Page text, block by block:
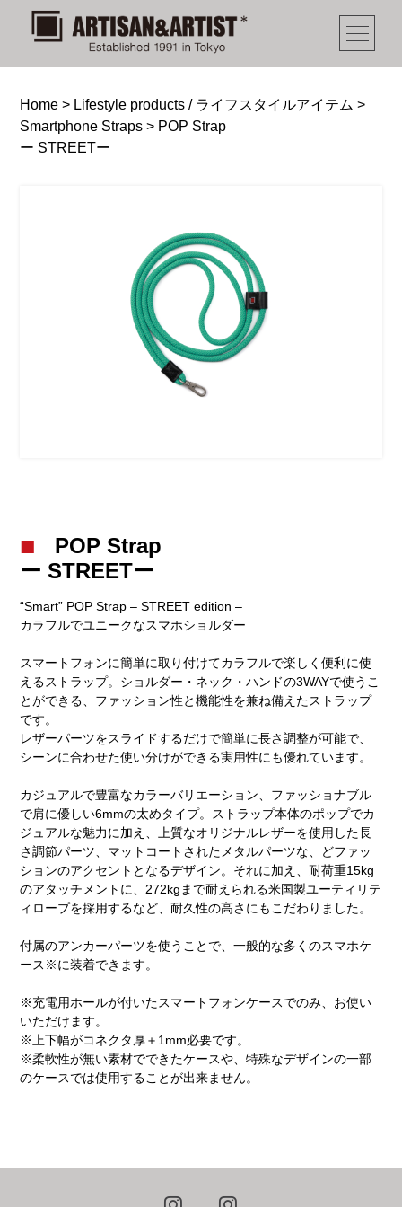
Home > Lifestyle products / ライフスタイルアイテム >
Smartphone Straps > POP Strap
ー STREETー
POP Strap
ー STREETー
“Smart” POP Strap – STREET edition –
カラフルでユニークなスマホショルダー
スマートフォンに簡単に取り付けてカラフルで楽しく便利に使
えるストラップ。ショルダー・ネック・ハンドの3WAYで使うこ
とができる、ファッション性と機能性を兼ね備えたストラップ
です。
レザーパーツをスライドするだけで簡単に長さ調整が可能で、
シーンに合わせた使い分けができる実用性にも優れています。
カジュアルで豊富なカラーバリエーション、ファッショナブル
で肩に優しい6mmの太めタイプ。ストラップ本体のポップでカ
ジュアルな魅力に加え、上質なオリジナルレザーを使用した長
さ調節パーツ、マットコートされたメタルパーツな、どファッ
ションのアクセントとなるデザイン。それに加え、耐荷重15kg
のアタッチメントに、272kgまで耐えられる米国製ユーティリテ
ィロープを採用するなど、耐久性の高さにもこだわりました。
付属のアンカーパーツを使うことで、一般的な多くのスマホケ
ース※に装着できます。
※充電用ホールが付いたスマートフォンケースでのみ、お使い
いただけます。
※上下幅がコネクタ厚＋1mm必要です。
※柔軟性が無い素材でできたケースや、特殊なデザインの一部
のケースでは使用することが出来ません。